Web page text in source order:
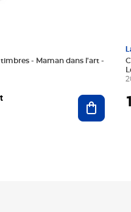
timbres - Maman dans l'art -
Ajouter